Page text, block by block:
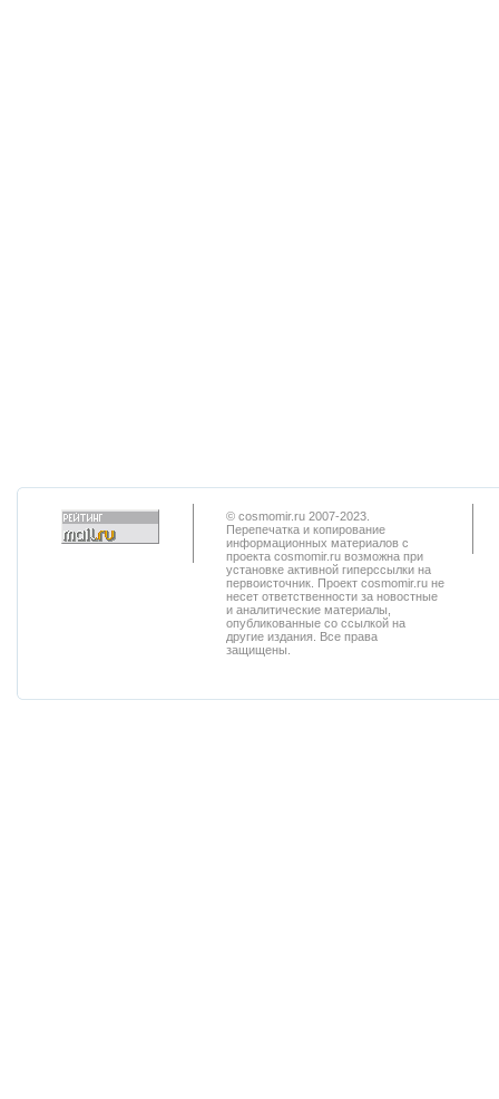
© cosmomir.ru 2007-2023.
Перепечатка и копирование
информационных материалов с
проекта cosmomir.ru возможна при
установке активной гиперссылки на
первоисточник. Проект cosmomir.ru не
несет ответственности за новостные
и аналитические материалы,
опубликованные со ссылкой на
другие издания. Все права
защищены.